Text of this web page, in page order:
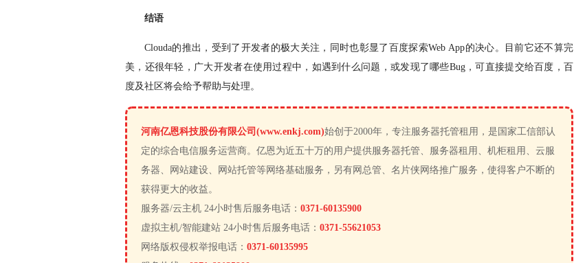
结语
Clouda的推出，受到了开发者的极大关注，同时也彰显了百度探索Web App的决心。目前它还不算完
美，还很年轻，广大开发者在使用过程中，如遇到什么问题，或发现了哪些Bug，可直接提交给百度，百
度及社区将会给予帮助与处理。
河南亿恩科技股份有限公司(www.enkj.com)始创于2000年，专注服务器托管租用，是国家工信部认
定的综合电信服务运营商。亿恩为近五十万的用户提供服务器托管、服务器租用、机柜租用、云服
务器、网站建设、网站托管等网络基础服务，另有网总管、名片侠网络推广服务，使得客户不断的
获得更大的收益。
服务器/云主机 24小时售后服务电话： 0371-60135900
虚拟主机/智能建站 24小时售后服务电话： 0371-55621053
网络版权侵权举报电话： 0371-60135995